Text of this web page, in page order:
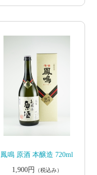
鳳鳴 原酒 本醸造 720ml
1,900円
（税込み）